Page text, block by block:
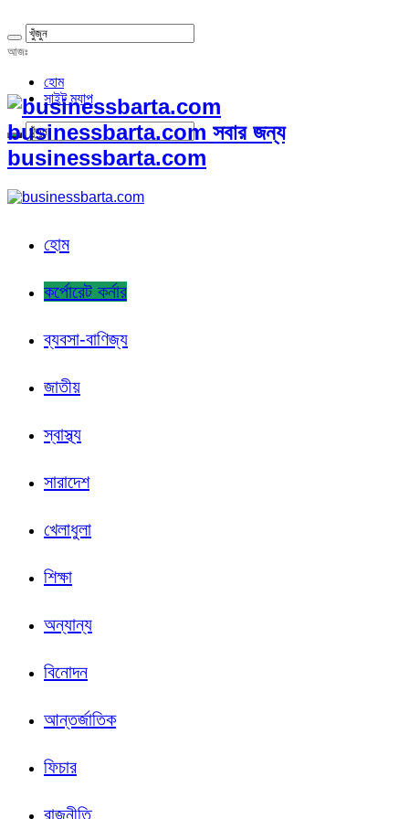
আজঃ
হোম
সাইট ম্যাপ
businessbarta.com সবার জন্য
businessbarta.com
হোম
কর্পোরেট কর্নার
ব্যবসা-বাণিজ্য
জাতীয়
স্বাস্থ্য
সারাদেশ
খেলাধুলা
শিক্ষা
অন্যান্য
বিনোদন
আন্তর্জাতিক
ফিচার
রাজনীতি